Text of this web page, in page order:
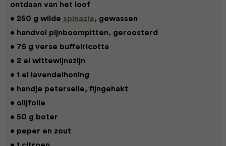
ontdaan van het loof
• 250 g wilde spinazie, gewassen
• handvol pijnboompitten, geroosterd
• 75 g verse buffelricotta
• 2 el wittewijnazijn
• 1 el lavendelhoning
• handje peterselie, fijngehakt
• olijfolie
• 50 g boter
• peper en zout